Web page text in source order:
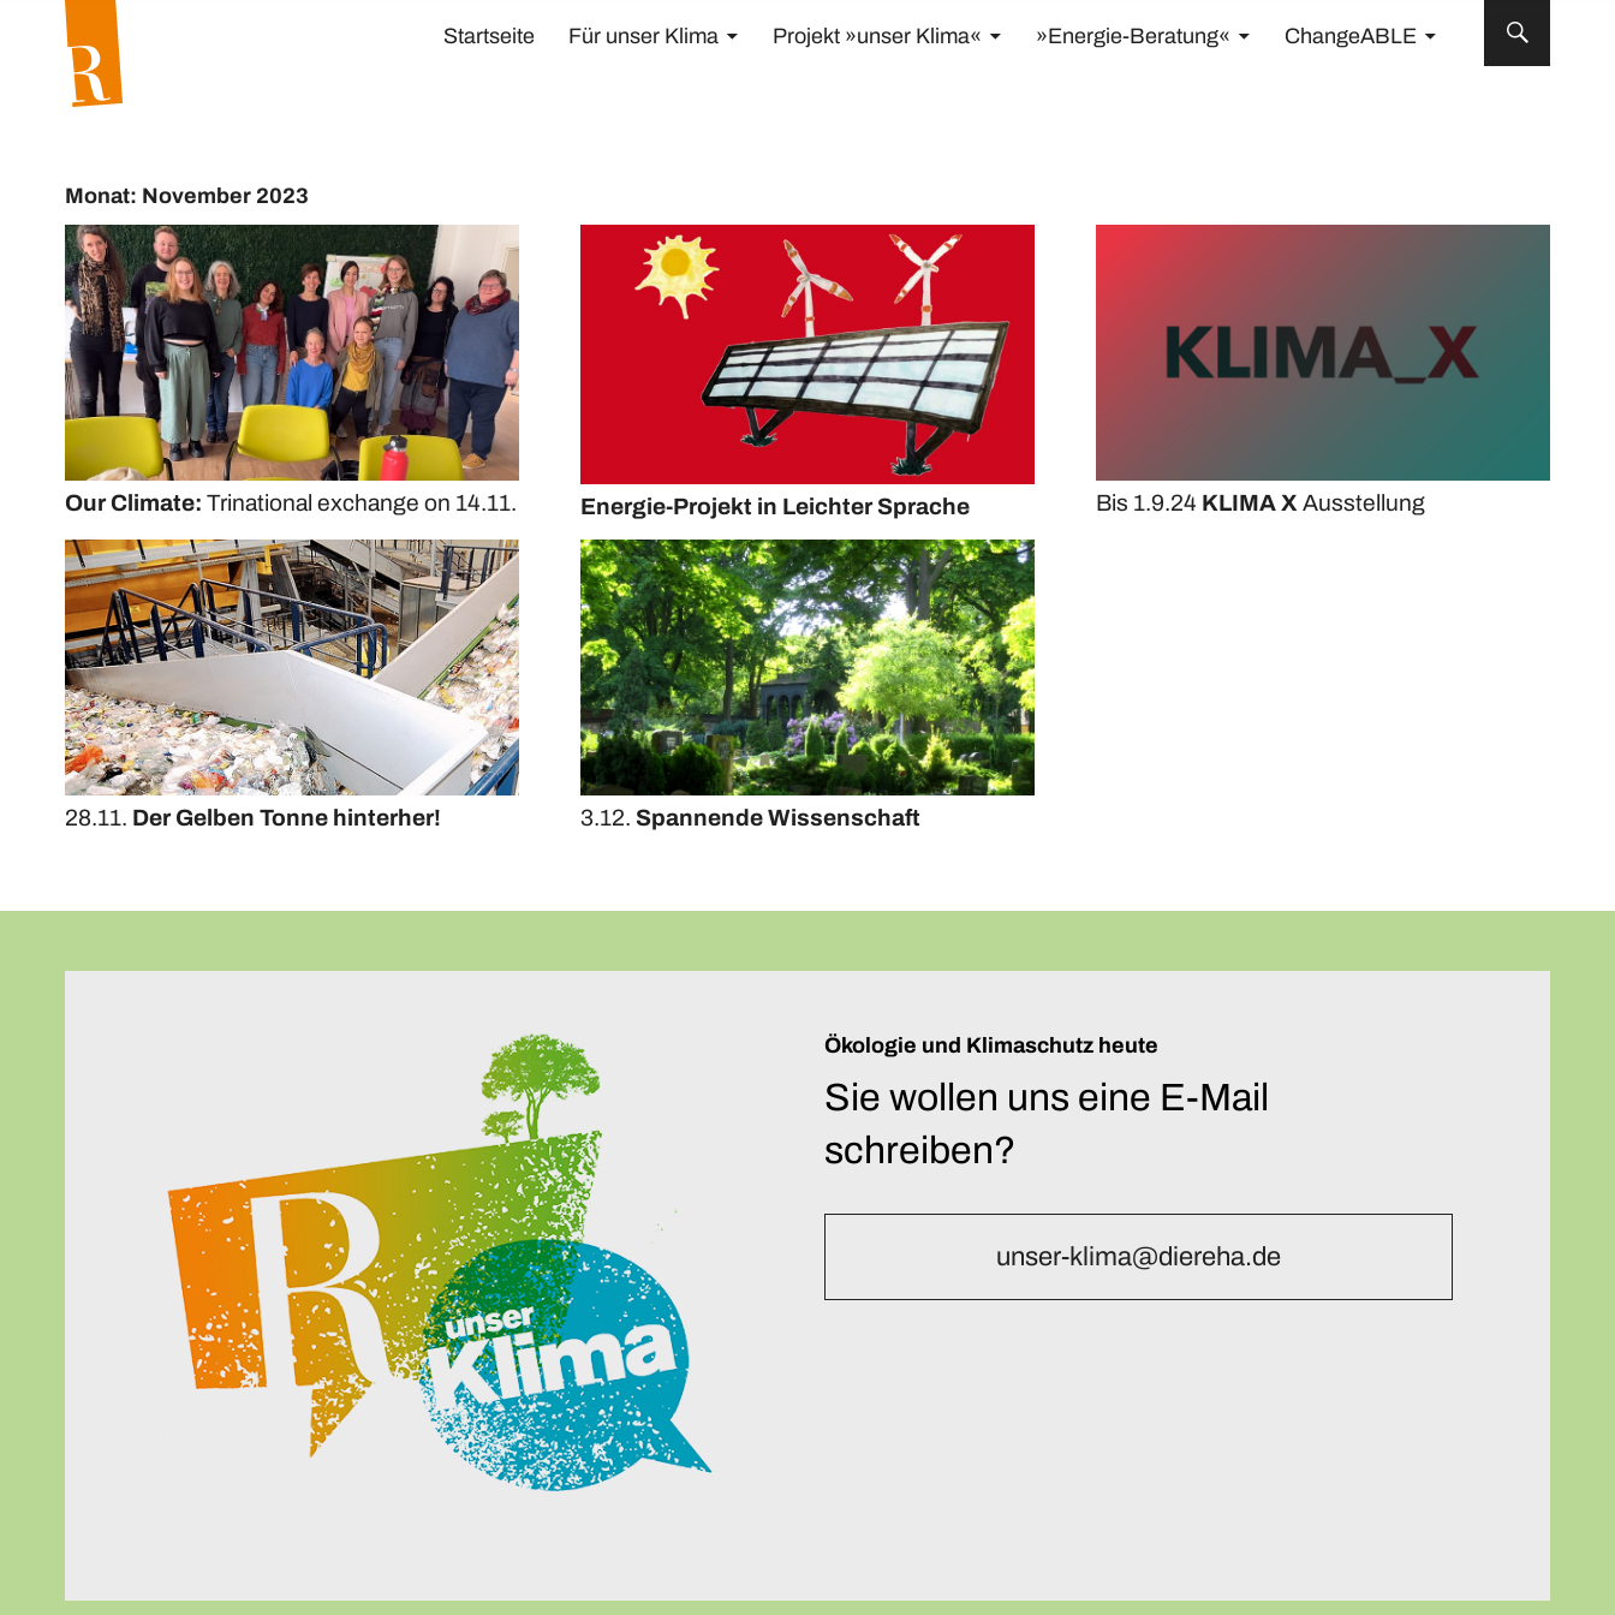
Startseite Für unser Klima Projekt »unser Klima« »Energie-Beratung« ChangeABLE
Monat: November 2023
Our Climate: Trinational exchange on 14.11. Energie-Projekt in Leichter Sprache Bis 1.9.24 KLIMA XAusstellung
28.11. Der Gelben Tonne hinterher! 3.12. Spannende Wissenschaft
Ökologie und Klimaschutz heute
Sie wollen uns eine E-Mail
schreiben?
unser-klima@diereha.de